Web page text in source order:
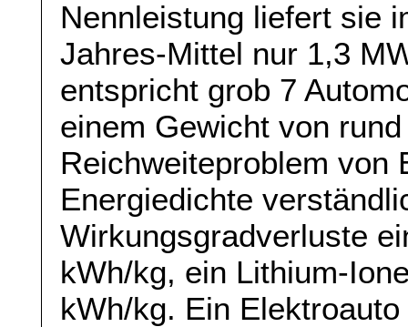
Nennleistung liefert sie
Jahres-Mittel nur 1,3
entspricht grob 7
einem Gewicht von
Reichweiteproblem von
Energiedichte
Wirkungsgradverluste
kWh/kg, ein Lithium-
kWh/kg. Ein